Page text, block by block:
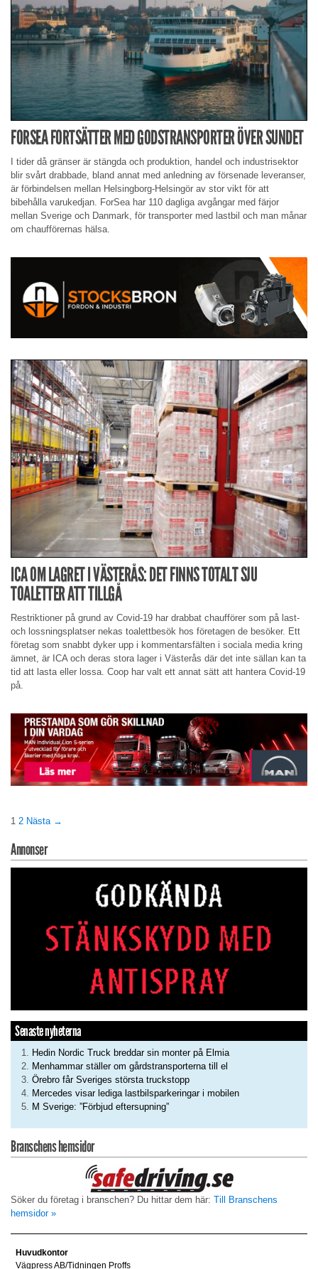
FORSEA FORTSÄTTER MED GODSTRANSPORTER ÖVER SUNDET
I tider då gränser är stängda och produktion, handel och industrisektor
blir svårt drabbade, bland annat med anledning av försenade leveranser,
är förbindelsen mellan Helsingborg-Helsingör av stor vikt för att
bibehålla varukedjan. ForSea har 110 dagliga avgångar med färjor
mellan Sverige och Danmark, för transporter med lastbil och man månar
om chaufförernas hälsa.
ICA OM LAGRET I VÄSTERÅS: DET FINNS TOTALT SJU
TOALETTER ATT TILLGÅ
Restriktioner på grund av Covid-19 har drabbat chaufförer som på last-
och lossningsplatser nekas toalettbesök hos företagen de besöker. Ett
företag som snabbt dyker upp i kommentarsfälten i sociala media kring
ämnet, är ICA och deras stora lager i Västerås där det inte sällan kan ta
tid att lasta eller lossa. Coop har valt ett annat sätt att hantera Covid-19
på.
1 2 Nästa →
Annonser
Senaste nyheterna
Hedin Nordic Truck breddar sin monter på Elmia
Menhammar ställer om gårdstransporterna till el
Örebro får Sveriges största truckstopp
Mercedes visar lediga lastbilsparkeringar i mobilen
M Sverige: ”Förbjud eftersupning”
Branschens hemsidor
Söker du företag i branschen? Du hittar dem här: Till Branschens
hemsidor »
Huvudkontor
Vägpress AB/Tidningen Proffs